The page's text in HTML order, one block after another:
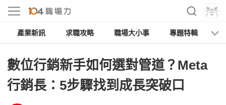
產業新訊 求職攻略 職場大小事 專題特輯
數位行銷新手如何選對管道？Meta
行銷長：5步驟找到成長突破口